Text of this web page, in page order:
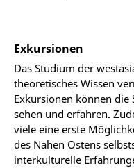
Exkursionen
Das Studium der
theoretisches Wissen
Exkursionen können
sehen und erfahren.
viele eine erste
des Nahen Ostens
interkulturelle